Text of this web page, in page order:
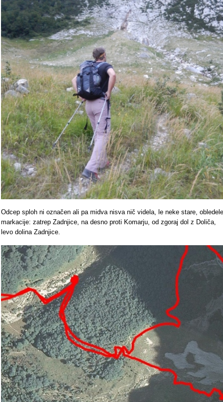
Odcep sploh ni označen ali pa midva nisva nič videla, le neke stare, obledele
markacije: zatrep Zadnjice, na desno proti Komarju, od zgoraj dol z Doliča,
levo dolina Zadnjice.